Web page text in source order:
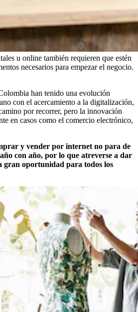
u online también requieren que estén
necesarios para empezar el negocio.
han tenido una evolución
con el acercamiento a la digitalización,
por recorrer, pero la innovación
en casos como el comercio electrónico,
y vender por internet no para de
con año, por lo que atreverse a dar
gran oportunidad para todos los